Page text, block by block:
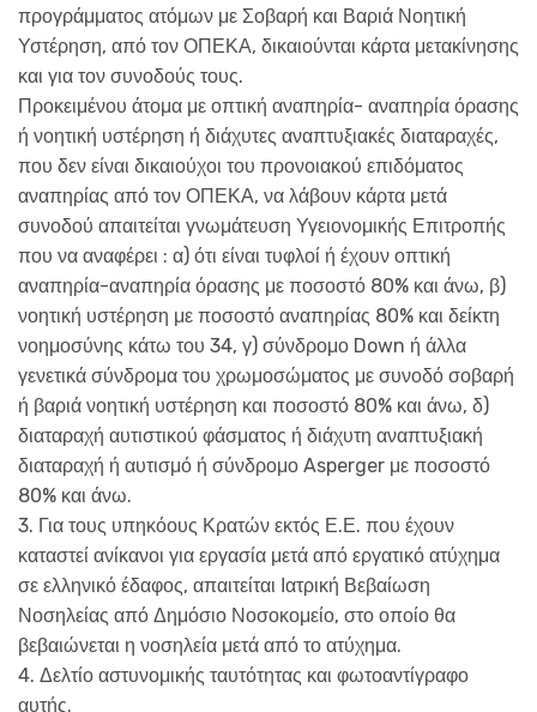
προγράμματος ατόμων με Σοβαρή και Βαριά Νοητική
Υστέρηση, από τον ΟΠΕΚΑ, δικαιούνται κάρτα μετακίνησης
και για τον συνοδούς τους.
Προκειμένου άτομα με οπτική αναπηρία- αναπηρία όρασης
ή νοητική υστέρηση ή διάχυτες αναπτυξιακές διαταραχές,
που δεν είναι δικαιούχοι του προνοιακού επιδόματος
αναπηρίας από τον ΟΠΕΚΑ, να λάβουν κάρτα μετά
συνοδού απαιτείται γνωμάτευση Υγειονομικής Επιτροπής
που να αναφέρει : α) ότι είναι τυφλοί ή έχουν οπτική
αναπηρία-αναπηρία όρασης με ποσοστό 80% και άνω, β)
νοητική υστέρηση με ποσοστό αναπηρίας 80% και δείκτη
νοημοσύνης κάτω του 34, γ) σύνδρομο Down ή άλλα
γενετικά σύνδρομα του χρωμοσώματος με συνοδό σοβαρή
ή βαριά νοητική υστέρηση και ποσοστό 80% και άνω, δ)
διαταραχή αυτιστικού φάσματος ή διάχυτη αναπτυξιακή
διαταραχή ή αυτισμό ή σύνδρομο Asperger με ποσοστό
80% και άνω.
3. Για τους υπηκόους Κρατών εκτός Ε.Ε. που έχουν
καταστεί ανίκανοι για εργασία μετά από εργατικό ατύχημα
σε ελληνικό έδαφος, απαιτείται Ιατρική Βεβαίωση
Νοσηλείας από Δημόσιο Νοσοκομείο, στο οποίο θα
βεβαιώνεται η νοσηλεία μετά από το ατύχημα.
4. Δελτίο αστυνομικής ταυτότητας και φωτοαντίγραφο
αυτής.